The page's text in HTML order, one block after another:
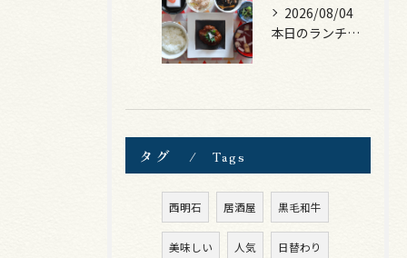
2026/08/04
本日のランチは、煮込みハンバーグ！
タグ Tags
西明石 居酒屋 黒毛和牛
美味しい 人気 日替わり